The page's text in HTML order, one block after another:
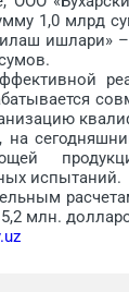
1,0 млрд
испытаний.
млн.